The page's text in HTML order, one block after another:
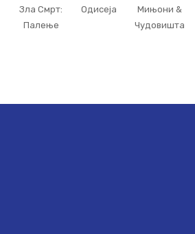
Зла Смрт:
Палење
Одисеја
Мињони &
Чудовишта